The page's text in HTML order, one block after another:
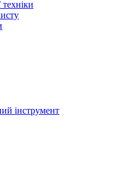
інструмент